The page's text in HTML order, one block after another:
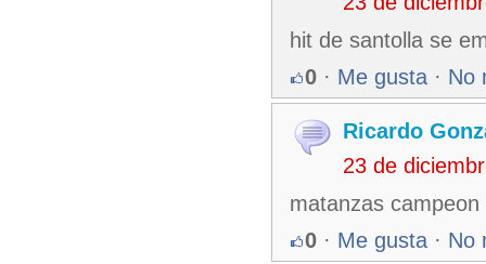
hit de santolla se
0 · Me gusta · No
Ricardo
23 de
matanzas campeon
0 · Me gusta · No